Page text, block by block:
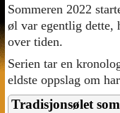
Sommeren 2022
øl var egentlig dette,
over tiden.
Serien tar en
eldste oppslag om
Tradisjonsølet